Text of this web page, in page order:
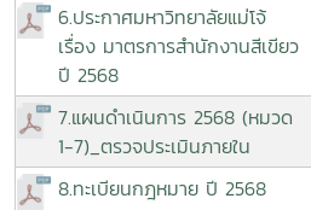
6.ประกาศมหาวิทยาลัยแม่โจ้
เรื่อง มาตรการสำนักงานสีเขียว
ปี 2568
7.แผนดำเนินการ 2568 (หมวด
1-7)_ตรวจประเมินภายใน
8.ทะเบียนกฎหมาย ปี 2568